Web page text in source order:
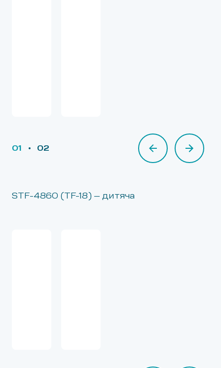
01 02
STF-4860 (TF-18) – дитяча